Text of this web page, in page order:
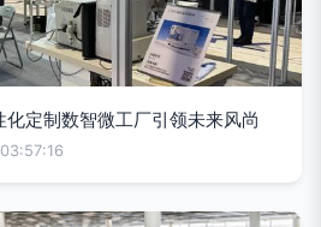
定制数智微工厂引领未来风尚